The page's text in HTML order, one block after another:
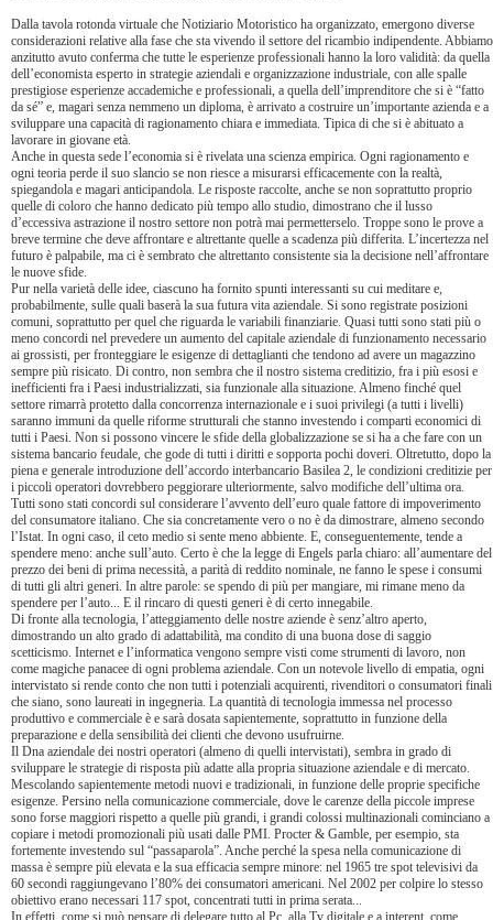
Dalla tavola rotonda virtuale che Notiziario Motoristico ha organizzato, emergono diverse
considerazioni relative alla fase che sta vivendo il settore del ricambio indipendente. Abbiamo
anzitutto avuto conferma che tutte le esperienze professionali hanno la loro validità: da quella
dell’economista esperto in strategie aziendali e organizzazione industriale, con alle spalle
prestigiose esperienze accademiche e professionali, a quella dell’imprenditore che si è “fatto
da sé” e, magari senza nemmeno un diploma, è arrivato a costruire un’importante azienda e a
sviluppare una capacità di ragionamento chiara e immediata. Tipica di che si è abituato a
lavorare in giovane età.
Anche in questa sede l’economia si è rivelata una scienza empirica. Ogni ragionamento e
ogni teoria perde il suo slancio se non riesce a misurarsi efficacemente con la realtà,
spiegandola e magari anticipandola. Le risposte raccolte, anche se non soprattutto proprio
quelle di coloro che hanno dedicato più tempo allo studio, dimostrano che il lusso
d’eccessiva astrazione il nostro settore non potrà mai permetterselo. Troppe sono le prove a
breve termine che deve affrontare e altrettante quelle a scadenza più differita. L’incertezza nel
futuro è palpabile, ma ci è sembrato che altrettanto consistente sia la decisione nell’affrontare
le nuove sfide.
Pur nella varietà delle idee, ciascuno ha fornito spunti interessanti su cui meditare e,
probabilmente, sulle quali baserà la sua futura vita aziendale. Si sono registrate posizioni
comuni, soprattutto per quel che riguarda le variabili finanziarie. Quasi tutti sono stati più o
meno concordi nel prevedere un aumento del capitale aziendale di funzionamento necessario
ai grossisti, per fronteggiare le esigenze di dettaglianti che tendono ad avere un magazzino
sempre più risicato. Di contro, non sembra che il nostro sistema creditizio, fra i più esosi e
inefficienti fra i Paesi industrializzati, sia funzionale alla situazione. Almeno finché quel
settore rimarrà protetto dalla concorrenza internazionale e i suoi privilegi (a tutti i livelli)
saranno immuni da quelle riforme strutturali che stanno investendo i comparti economici di
tutti i Paesi. Non si possono vincere le sfide della globalizzazione se si ha a che fare con un
sistema bancario feudale, che gode di tutti i diritti e sopporta pochi doveri. Oltretutto, dopo la
piena e generale introduzione dell’accordo interbancario Basilea 2, le condizioni creditizie per
i piccoli operatori dovrebbero peggiorare ulteriormente, salvo modifiche dell’ultima ora.
Tutti sono stati concordi sul considerare l’avvento dell’euro quale fattore di impoverimento
del consumatore italiano. Che sia concretamente vero o no è da dimostrare, almeno secondo
l’Istat. In ogni caso, il ceto medio si sente meno abbiente. E, conseguentemente, tende a
spendere meno: anche sull’auto. Certo è che la legge di Engels parla chiaro: all’aumentare del
prezzo dei beni di prima necessità, a parità di reddito nominale, ne fanno le spese i consumi
di tutti gli altri generi. In altre parole: se spendo di più per mangiare, mi rimane meno da
spendere per l’auto... E il rincaro di questi generi è di certo innegabile.
Di fronte alla tecnologia, l’atteggiamento delle nostre aziende è senz’altro aperto,
dimostrando un alto grado di adattabilità, ma condito di una buona dose di saggio
scetticismo. Internet e l’informatica vengono sempre visti come strumenti di lavoro, non
come magiche panacee di ogni problema aziendale. Con un notevole livello di empatia, ogni
intervistato si rende conto che non tutti i potenziali acquirenti, rivenditori o consumatori finali
che siano, sono laureati in ingegneria. La quantità di tecnologia immessa nel processo
produttivo e commerciale è e sarà dosata sapientemente, soprattutto in funzione della
preparazione e della sensibilità dei clienti che devono usufruirne.
Il Dna aziendale dei nostri operatori (almeno di quelli intervistati), sembra in grado di
sviluppare le strategie di risposta più adatte alla propria situazione aziendale e di mercato.
Mescolando sapientemente metodi nuovi e tradizionali, in funzione delle proprie specifiche
esigenze. Persino nella comunicazione commerciale, dove le carenze della piccole imprese
sono forse maggiori rispetto a quelle più grandi, i grandi colossi multinazionali cominciano a
copiare i metodi promozionali più usati dalle PMI. Procter & Gamble, per esempio, sta
fortemente investendo sul “passaparola”. Anche perché la spesa nella comunicazione di
massa è sempre più elevata e la sua efficacia sempre minore: nel 1965 tre spot televisivi da
60 secondi raggiungevano l’80% dei consumatori americani. Nel 2002 per colpire lo stesso
obiettivo erano necessari 117 spot, concentrati tutti in prima serata...
In effetti, come si può pensare di delegare tutto al Pc, alla Tv digitale e a interent, come